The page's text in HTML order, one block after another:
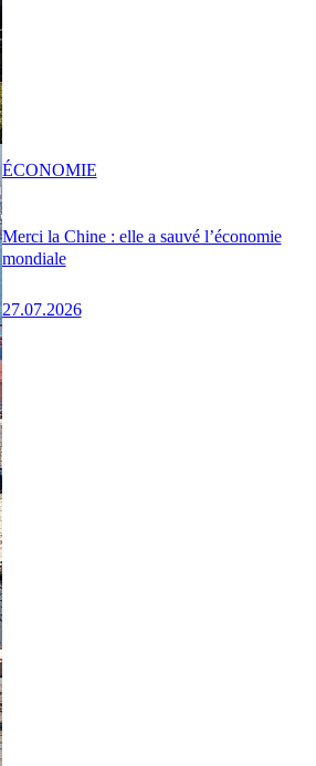
Merci la Chine : elle a sauvé l’économie
mondiale
27.07.2026
ÉCONOMIE